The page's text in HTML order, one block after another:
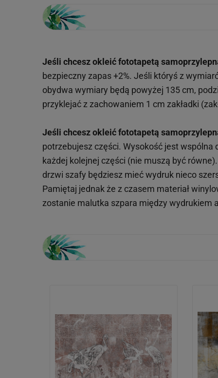
Jeśli chcesz okleić fototapetą
bezpieczny zapas +2%. Jeśli któryś z
obydwa wymiary będą powyżej 135 cm,
przyklejać z zachowaniem 1 cm zakładki
Jeśli chcesz okleić fototapetą
potrzebujesz części. Wysokość jest wspólna
każdej kolejnej części (nie muszą być
drzwi szafy będziesz mieć wydruk nieco
Pamiętaj jednak że z czasem materiał
zostanie malutka szpara między wydrukiem